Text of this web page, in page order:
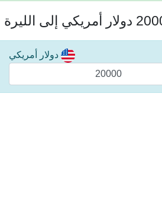
دولار أمريكي